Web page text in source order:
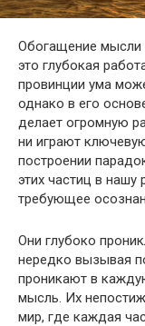
Обогащение мысли
это глубокая
провинции ума
однако в его
делает огромную
ни играют
построении
этих частиц в нашу
требующее
Они глубоко
нередко вызывая
проникают в
мысль. Их
мир, где каждая